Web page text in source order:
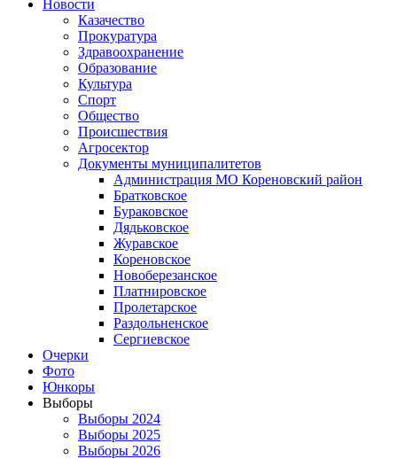
Новости
Казачество
Прокуратура
Здравоохранение
Образование
Культура
Спорт
Общество
Происшествия
Агросектор
Документы муниципалитетов
Администрация МО Кореновский район
Братковское
Бураковское
Дядьковское
Журавское
Кореновское
Новоберезанское
Платнировское
Пролетарское
Раздольненское
Сергиевское
Очерки
Фото
Юнкоры
Выборы
Выборы 2024
Выборы 2025
Выборы 2026